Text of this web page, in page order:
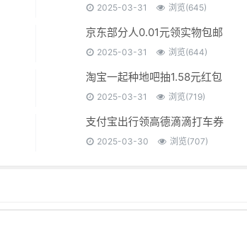
2025-03-31 浏览(645)
京东部分人0.01元领实物包邮
2025-03-31 浏览(644)
淘宝一起种地吧抽1.58元红包
2025-03-31 浏览(719)
支付宝出行领高德滴滴打车券
2025-03-30 浏览(707)